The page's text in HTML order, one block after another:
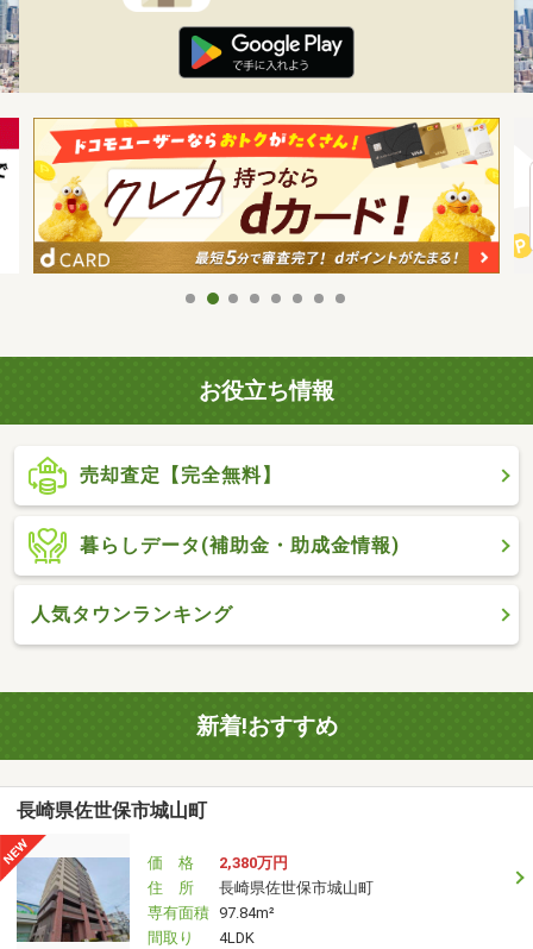
お役立ち情報
売却査定【完全無料】
暮らしデータ(補助金・助成金情報)
人気タウンランキング
新着!おすすめ
長崎県佐世保市城山町
価 格
2,380万円
住 所
長崎県佐世保市城山町
専有面積 97.84m²
間取り
4LDK